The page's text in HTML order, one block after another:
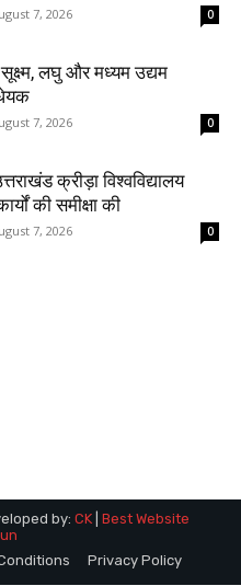
7, 2026 0
लघु और मध्यम उद्यम
7, 2026 0
क्रीड़ा विश्वविद्यालय
की समीक्षा की
7, 2026 0
by: CK Best Website
Privacy Policy